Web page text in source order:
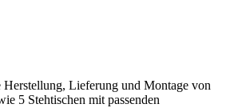
Lieferung und Montage von
5 Stehtischen mit passenden